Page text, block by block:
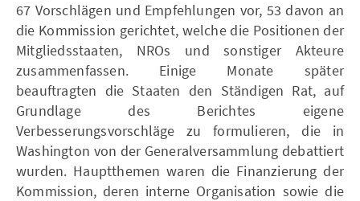
67 Vorschlägen und Empfehlungen vor, 53 davon an
die Kommission gerichtet, welche die Positionen der
Mitgliedsstaaten, NROs und sonstiger Akteure
zusammenfassen. Einige Monate später
beauftragten die Staaten den Ständigen Rat, auf
Grundlage des Berichtes eigene
Verbesserungsvorschläge zu formulieren, die in
Washington von der Generalversammlung debattiert
wurden. Hauptthemen waren die Finanzierung der
Kommission, deren interne Organisation sowie die